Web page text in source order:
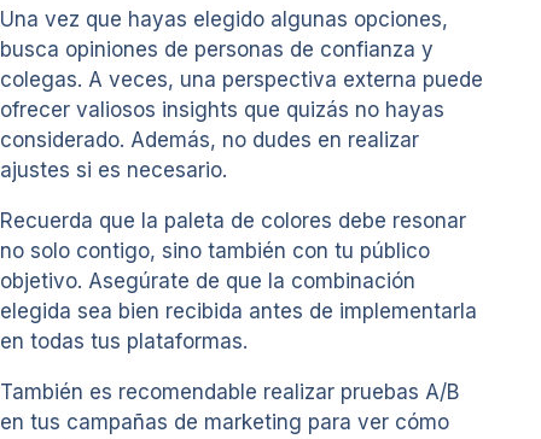
Una vez que hayas elegido algunas opciones,
busca opiniones de personas de confianza y
colegas. A veces, una perspectiva externa puede
ofrecer valiosos insights que quizás no hayas
considerado. Además, no dudes en realizar
ajustes si es necesario.
Recuerda que la paleta de colores debe resonar
no solo contigo, sino también con tu público
objetivo. Asegúrate de que la combinación
elegida sea bien recibida antes de implementarla
en todas tus plataformas.
También es recomendable realizar pruebas A/B
en tus campañas de marketing para ver cómo